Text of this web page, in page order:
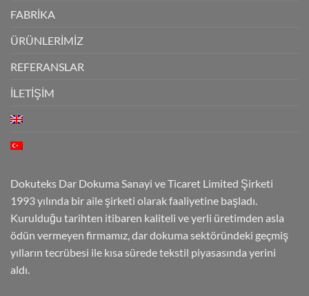
FABRİKA
ÜRÜNLERİMİZ
REFERANSLAR
İLETİŞİM
Dokuteks Dar Dokuma Sanayi ve Ticaret Limited Şirketi
1993 yılında bir aile şirketi olarak faaliyetine başladı.
Kurulduğu tarihten itibaren kaliteli ve yerli üretimden asla
ödün vermeyen firmamız, dar dokuma sektöründeki geçmiş
yılların tecrübesi ile kısa sürede tekstil piyasasında yerini
aldı.